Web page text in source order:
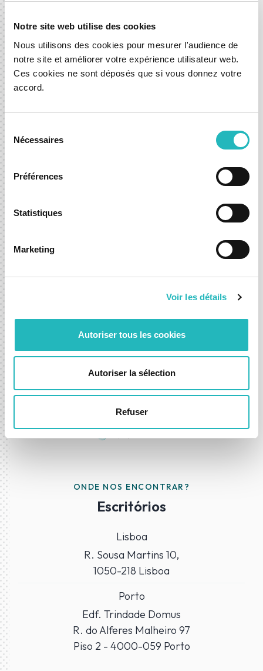
Notre site web utilise des cookies
Nous utilisons des cookies pour mesurer l'audience de
notre site et améliorer votre expérience utilisateur web.
Ces cookies ne sont déposés que si vous donnez votre
accord.
Nécessaires
Préférences
Statistiques
Marketing
Voir les détails
Autoriser tous les cookies
Autoriser la sélection
Refuser
Não nos limitamos a entregar ficheiros,
trabalhamos lado a lado com as suas equipas
para evoluir o sistema de forma contínua.
A nossa abordagem equilibra responsabilidade
com flexibilidade, promovendo melhorias
constantes sem comprometer a coerência ou a
Fale connosco e dê o próximo
Quer esteja a explorar uma nova ideia ou a procurar
acelerar uma já existente, estamos aqui para o ajudar a
ONDE NOS ENCONTRAR?
Escritórios
Lisboa
R. Sousa Martins 10,
1050-218 Lisboa
Porto
Edf. Trindade Domus
R. do Alferes Malheiro 97
Piso 2 - 4000-059 Porto